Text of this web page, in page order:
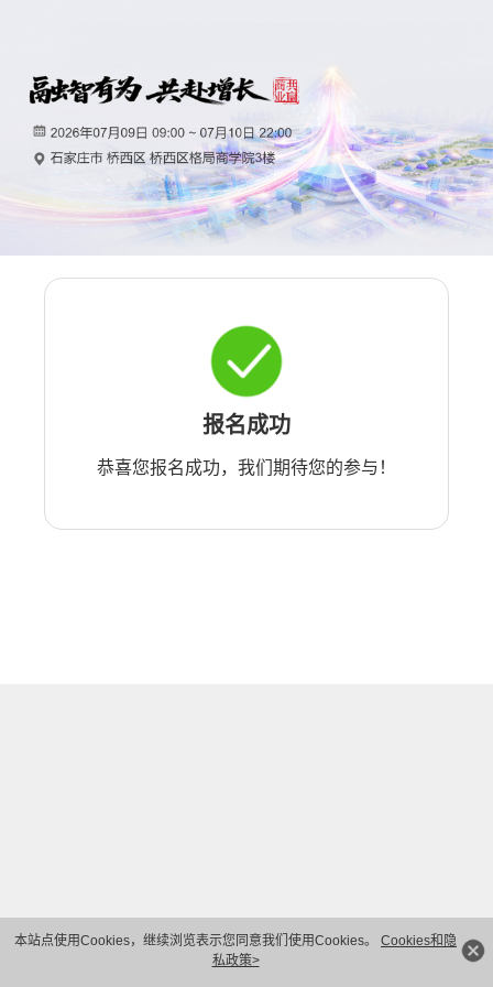
本站点使用Cookies，继续浏览表示您同意我们使用Cookies。 Cookies和隐
私政策>
报名成功
恭喜您报名成功，我们期待您的参与！